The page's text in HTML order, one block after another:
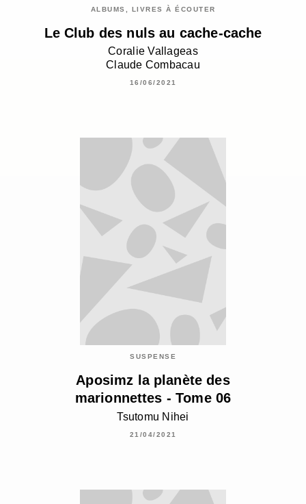
ALBUMS, LIVRES À ÉCOUTER
Le Club des nuls au cache-cache
Coralie Vallageas
Claude Combacau
16/06/2021
SUSPENSE
Aposimz la planète des
marionnettes - Tome 06
Tsutomu Nihei
21/04/2021